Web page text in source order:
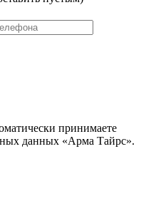
принимаете
данных «Арма Тайрс».